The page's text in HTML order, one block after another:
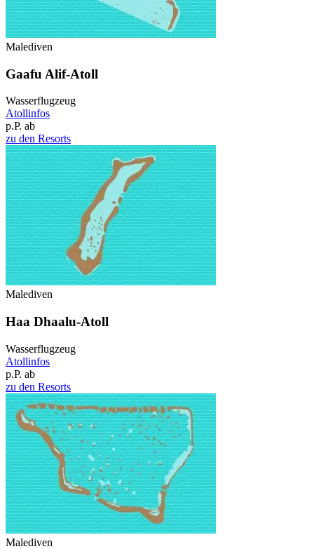
Malediven
Gaafu Alif-Atoll
Wasserflugzeug
Atollinfos
p.P. ab
zu den Resorts
Malediven
Haa Dhaalu-Atoll
Wasserflugzeug
Atollinfos
p.P. ab
zu den Resorts
Malediven